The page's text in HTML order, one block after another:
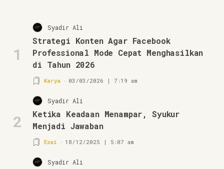
1
Syadir Ali
Strategi Konten Agar Facebook
Professional Mode Cepat Menghasilkan
di Tahun 2026
Karya 03/03/2026 | 7:19 am
2
Syadir Ali
Ketika Keadaan Menampar, Syukur
Menjadi Jawaban
Esai 18/12/2025 | 5:07 am
Syadir Ali